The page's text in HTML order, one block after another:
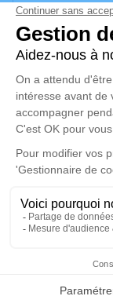
Faire-part
Nous vous
vos
une anecdote
d'expression
disponible ici.
jeudi 25
18, rue